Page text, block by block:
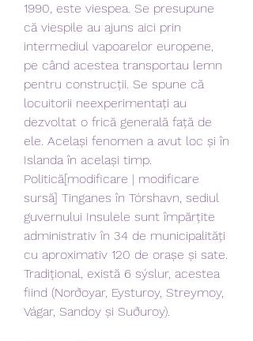
1990, este viespea. Se presupune
că viespile au ajuns aici prin
intermediul vapoarelor europene,
pe când acestea transportau lemn
pentru construcții. Se spune că
locuitorii neexperimentați au
dezvoltat o frică generală față de
ele. Același fenomen a avut loc și în
Islanda în același timp.
Politică[modificare | modificare
sursă] Tinganes în Tórshavn, sediul
guvernului Insulele sunt împărțite
administrativ în 34 de municipalități
cu aproximativ 120 de orașe și sate.
Tradițional, există 6 sýslur, acestea
fiind (Norðoyar, Eysturoy, Streymoy,
Vágar, Sandoy și Suðuroy).